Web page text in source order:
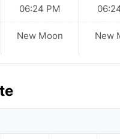
06:24 PM
New Moon New